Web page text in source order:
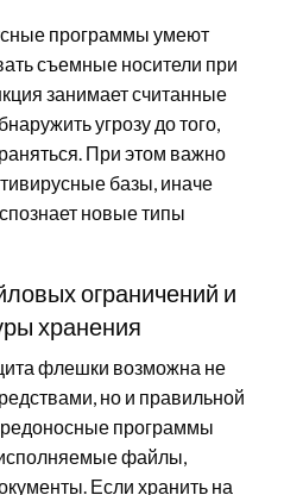
программы умеют
съемные носители при
занимает считанные
угрозу до того,
При этом важно
базы, иначе
новые типы
ограничений и
хранения
флешки возможна не
но и правильной
программы
файлы,
Если хранить на